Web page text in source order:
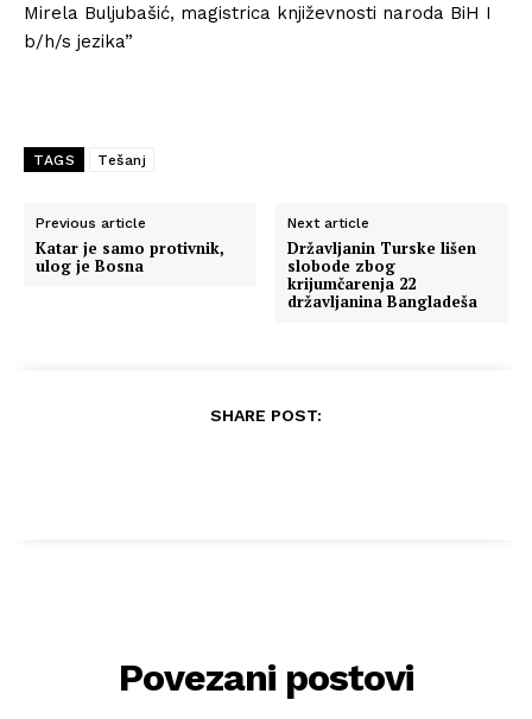
Mirela Buljubašić, magistrica književnosti naroda BiH I
b/h/s jezika”
TAGS Tešanj
Previous article
Katar je samo protivnik,
ulog je Bosna
Next article
Državljanin Turske lišen
slobode zbog
krijumčarenja 22
državljanina Bangladeša
SHARE POST:
Povezani postovi